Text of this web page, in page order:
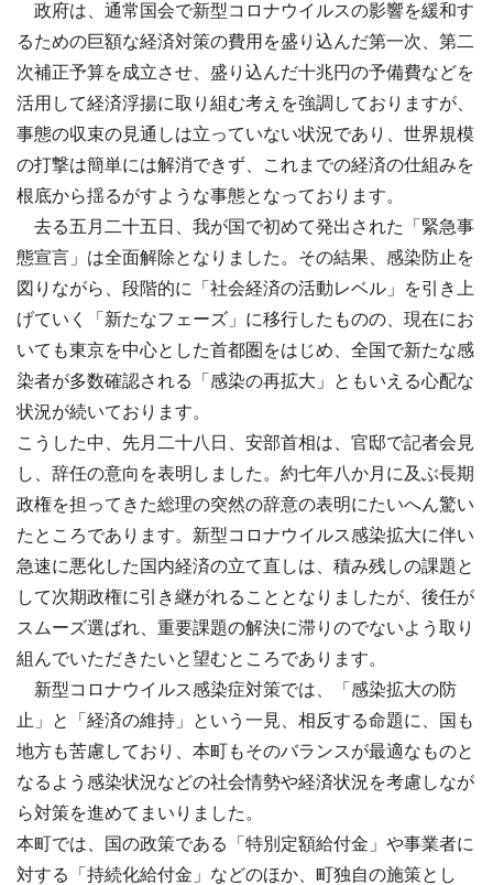
政府は、通常国会で新型コロナウイルスの影響を緩和す
るための巨額な経済対策の費用を盛り込んだ第一次、第二
次補正予算を成立させ、盛り込んだ十兆円の予備費などを
活用して経済浮揚に取り組む考えを強調しておりますが、
事態の収束の見通しは立っていない状況であり、世界規模
の打撃は簡単には解消できず、これまでの経済の仕組みを
根底から揺るがすような事態となっております。
去る五月二十五日、我が国で初めて発出された「緊急事
態宣言」は全面解除となりました。その結果、感染防止を
図りながら、段階的に「社会経済の活動レベル」を引き上
げていく「新たなフェーズ」に移行したものの、現在にお
いても東京を中心とした首都圏をはじめ、全国で新たな感
染者が多数確認される「感染の再拡大」ともいえる心配な
状況が続いております。
こうした中、先月二十八日、安部首相は、官邸で記者会見
し、辞任の意向を表明しました。約七年八か月に及ぶ長期
政権を担ってきた総理の突然の辞意の表明にたいへん驚い
たところであります。新型コロナウイルス感染拡大に伴い
急速に悪化した国内経済の立て直しは、積み残しの課題と
して次期政権に引き継がれることとなりましたが、後任が
スムーズ選ばれ、重要課題の解決に滞りのでないよう取り
組んでいただきたいと望むところであります。
新型コロナウイルス感染症対策では、「感染拡大の防
止」と「経済の維持」という一見、相反する命題に、国も
地方も苦慮しており、本町もそのバランスが最適なものと
なるよう感染状況などの社会情勢や経済状況を考慮しなが
ら対策を進めてまいりました。
本町では、国の政策である「特別定額給付金」や事業者に
対する「持続化給付金」などのほか、町独自の施策とし